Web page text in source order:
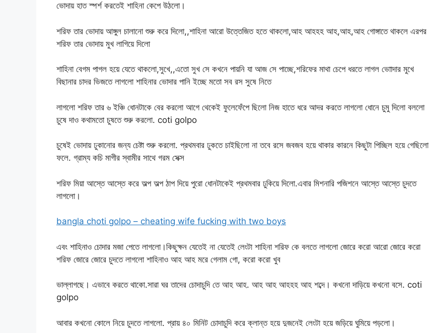
ভোদায় হাত স্পর্শ করতেই শাহিনা কেপে উঠলো।
শরিফ তার ভোদায় আঙ্গুল চালানো শুরু করে দিলো,,শাহিনা আরো উত্তেজিত হতে থাকলো,আহ আহহহ আহ,আহ,আহ গোঙ্গাতে থাকলে এরপর
শরিফ তার ভোদায় মুখ লাগিয়ে দিলো
শাহিনা বেগম পাগল হয়ে যেতে থাকলো,সুখে,,এতো সুখ সে কখনে পায়নি যা আজ সে পাচ্ছে,শরিফের মাথা চেপে ধরতে লাগল ভাোদার মুখে
বিছানার চাদর ভিজতে লাগলো শাহিনার ভোদার পানি ইচ্ছে মতো সব রস সুষে নিতে
লাগলো শরিফ তার ৬ ইঞ্চি ধোনটাকে বের করলো আগে থেকেই ফুলেফেঁপে ছিলো নিজ হাতে ধরে আদর করতে লাগলো ধোনে চুমু দিলো বললো
চুষে দাও কথামতো চুষতে শুরু করলো. coti golpo
চুষেই ভোদায় ঢুকানোর জন্য চেষ্টা শুরু করলো. প্রথমবার ঢুকতে চাইছিলো না তবে রসে জবজব হয়ে থাকার কারনে কিছুটা পিচ্ছিল হয়ে গেছিলো
ফলে. গ্রাম্য কচি মাগীর স্বামীর সাথে গরম সেক্স
শরিফ মিয়া আস্তে আস্তে করে অল্প অল্প ঠাপ দিয়ে পুরো ধোনটাকেই প্রথমবার ঢুকিয়ে দিলো.এবার মিশনারি পজিশনে আস্তে আস্তে চুদতে
লাগলো।
bangla choti golpo – cheating wife fucking with two boys
এবং শাহিনাও চোদার মজা পেতে লাগলো।কিছুক্ষন যেতেই না যেতেই লেংটা শাহিনা শরিফ কে বলতে লাগলো জোরে করো আরো জোরে করো
শরিফ জোরে জোরে চুদতে লাগলো শাহিনাও আহ আহ মরে গেলাম গো, করো করো খুব
ভাল্লাগছে। এভাবে করতে থাকো.সারা ঘর তাদের চোদাচুদি তে আহ আহ. আহ আহ আহহহ আহ শব্দে। কখনো দাড়িয়ে কখনো বসে. coti
golpo
আবার কখনো কোলে নিয়ে চুদতে লাগলো. প্রায় ৪০ মিনিট চোদাচুদি করে ক্লান্ত হয়ে দুজনেই লেংটা হয়ে জড়িয়ে ঘুমিয়ে পড়লো।